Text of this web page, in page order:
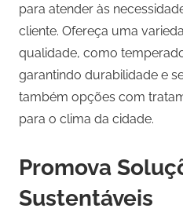
para atender às
cliente. Ofereça uma
qualidade, como
garantindo durabilidade e
também opções com
para o clima da cidade.
Promova
Sustentáveis